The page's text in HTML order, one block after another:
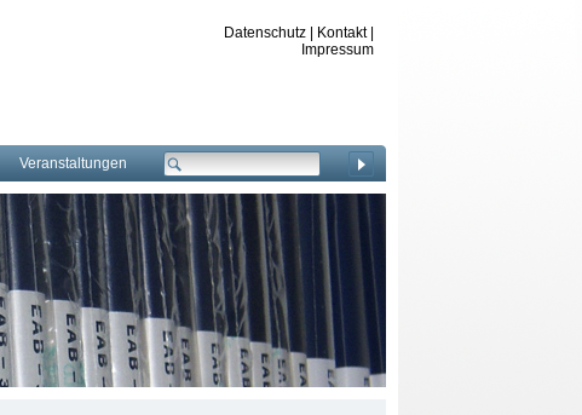
Datenschutz Kontakt|
Impressum
Veranstaltungen